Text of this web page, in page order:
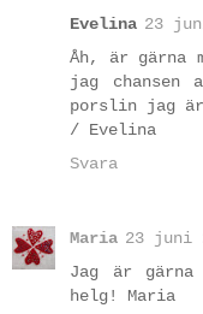
Evelina 23
Åh, är gärna
jag
porslin jag
/ Evelina
Svara
Maria 23 juni
Jag är
helg! Maria